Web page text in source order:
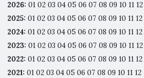
2026: 01 02 03 04 05 06 07 08 09 10 11 12
2025: 01 02 03 04 05 06 07 08 09 10 11 12
2024: 01 02 03 04 05 06 07 08 09 10 11 12
2023: 01 02 03 04 05 06 07 08 09 10 11 12
2022: 01 02 03 04 05 06 07 08 09 10 11 12
2021: 01 02 03 04 05 06 07 08 09 10 11 12